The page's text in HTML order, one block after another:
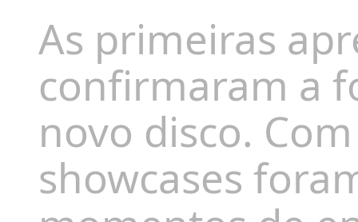
As primeiras
confirmaram a
novo disco.
showcases